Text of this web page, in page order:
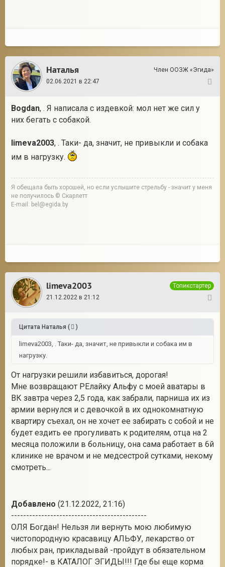
Наталья
Член ООЗЖ «Эгида»
02.06.2021 в 22:47
Bogdan, . Я написала с издевкой: мол нет же сил у
них бегать с собакой.
limeva2003, . Таки- да, значит, не привыкли и собака
им в нагрузку.
Я обещала быть хорошей, но если услышите стрельбу - значит у меня
не получилось © Скарлетт
E-mail: bel@egida.by
limeva2003
Топикстартер
21.12.2022 в 21:12
Цитата Наталья ( )
limeva2003, . Таки- да, значит, не привыкли и собака им в
нагрузку.
От нагрузки решили избавиться, дорогая!
Мне возвращают РЕлайку Альфу с моей аватары в
ВК завтра через 2,5 года, как забрали, парниша их из
армии вернулся и с девочкой в их однокомнатную
квартиру съехал, он не хочет ее забирать с собой и не
будет ездить ее прогуливать к родителям, отца на 2
месяца положили в больницу, она сама работает в 6й
клинике не врачом и не медсестрой сутками, некому
смотреть...
Добавлено (21.12.2022, 21:16)
---------------------------------------------
ОЛЯ Богдан! Нельзя ли вернуть мою любимую
чистопородную красавицу АЛЬФУ, лекарство от
любых ран, прикладывай -пройдут в обязательном
порядке!- в КАТАЛОГ ЭГИДЫ!!! Где бы еще корма